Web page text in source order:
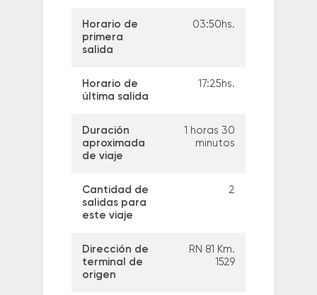
Horario de
primera
salida
03:50hs.
Horario de
última salida
17:25hs.
Duración
aproximada
de viaje
1 horas 30
minutos
Cantidad de
salidas para
este viaje
2
Dirección de
terminal de
origen
RN 81 Km.
1529